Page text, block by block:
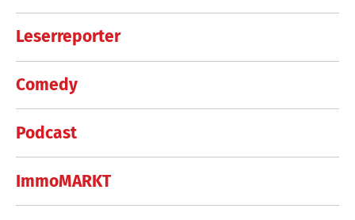
Leserreporter
Comedy
Podcast
ImmoMARKT